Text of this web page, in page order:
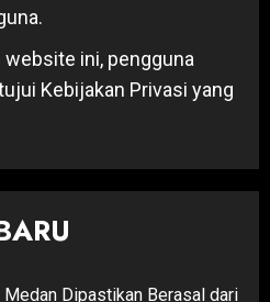
ini, pengguna
Kebijakan Privasi yang
Medan Dipastikan Berasal dari